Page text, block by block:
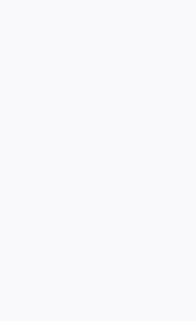
料キャン
イデア）」
実質無料と
カードを発
決済にご利